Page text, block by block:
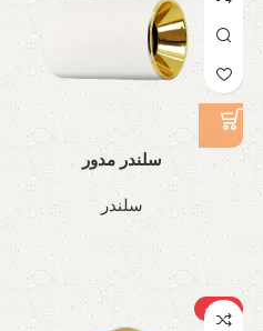
سلندر مدور
سلندر
-21%